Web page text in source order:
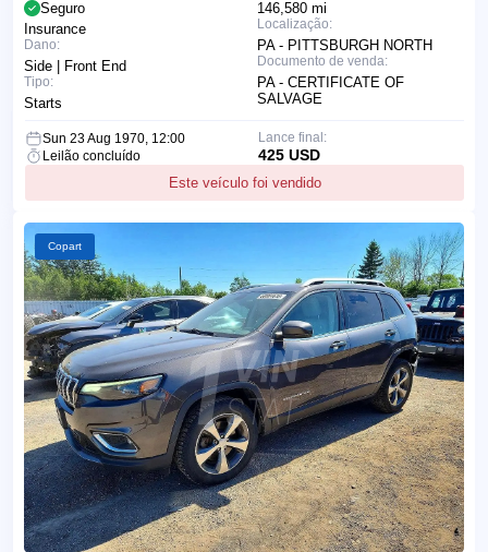
146,580 mi
Localização:
PA - PITTSBURGH NORTH
Documento de venda:
PA - CERTIFICATE OF
SALVAGE
Seguro
Insurance
Dano:
Side | Front End
Tipo:
Starts
Sun 23 Aug 1970, 12:00
Leilão concluído
Este veículo foi vendido
Lance final:
425 USD
Copart